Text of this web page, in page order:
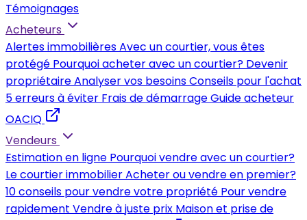
Témoignages
Acheteurs
Alertes immobilièresAvec un courtier, vous êtes
protégé Pourquoi acheter avec un courtier? Devenir
propriétaireAnalyser vos besoinsConseils pour l'achat
5 erreurs à éviter Frais de démarrageGuide acheteur
OACIQ
Vendeurs
Estimation en ligne Pourquoi vendre avec un courtier?
Le courtier immobilierAcheter ou vendre en premier?
10 conseils pour vendre votre propriété Pour vendre
rapidement Vendre à juste prix Maison et prise de